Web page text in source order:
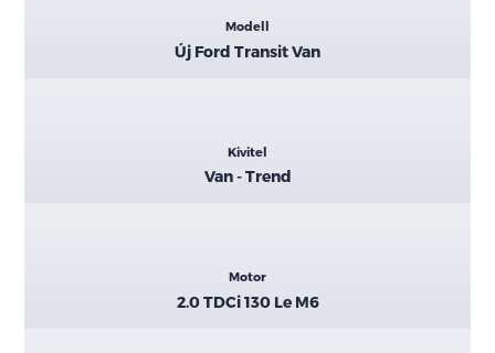
Modell
Új Ford Transit Van
Kivitel
Van - Trend
Motor
2.0 TDCi 130 Le M6